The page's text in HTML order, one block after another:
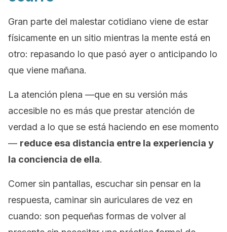
Gran parte del malestar cotidiano viene de estar
físicamente en un sitio mientras la mente está en
otro: repasando lo que pasó ayer o anticipando lo
que viene mañana.
La atención plena —que en su versión más
accesible no es más que prestar atención de
verdad a lo que se está haciendo en ese momento
— reduce esa distancia entre la experiencia y
la conciencia de ella.
Comer sin pantallas, escuchar sin pensar en la
respuesta, caminar sin auriculares de vez en
cuando: son pequeñas formas de volver al